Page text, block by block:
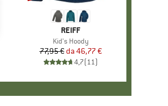
MARCHIO
REIFF
Articolo
Kid's Hoody
Prezzo
77,95 € Prezzo ridotto
da 46,77 €
4,7(11)